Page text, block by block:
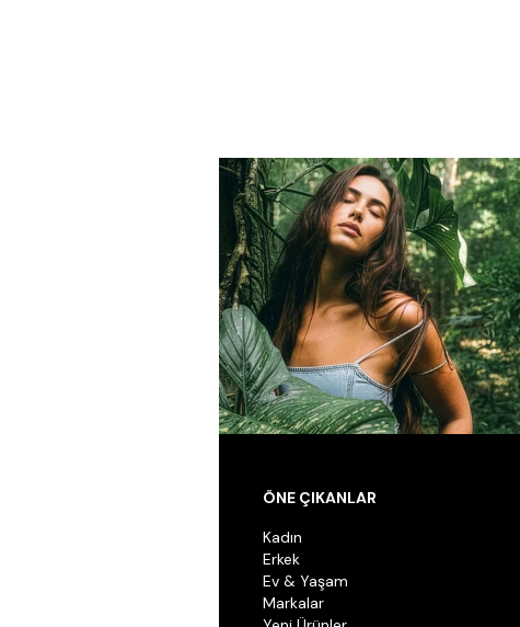
ÖNE ÇIKANLAR
Kadın
Erkek
Ev & Yaşam
Markalar